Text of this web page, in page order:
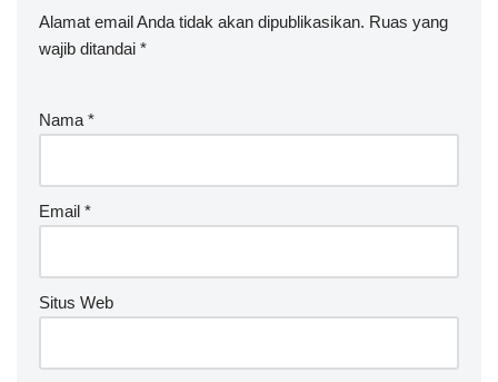
Alamat email Anda tidak akan dipublikasikan. Ruas yang
wajib ditandai *
Nama *
Email *
Situs Web